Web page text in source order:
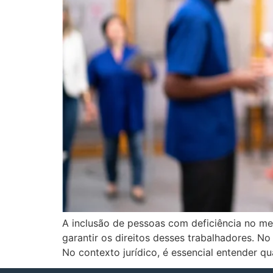
A inclusão de pessoas com deficiência no
garantir os direitos desses trabalhadores.
No contexto jurídico, é essencial entender